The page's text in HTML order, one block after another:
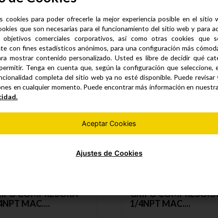
Productos similares
COMPRESORA
MAC....
GRIFO
1/4NPT MAC....
cookies para poder ofrecerle la mejor experiencia posible en el sitio
que son necesarias para el funcionamiento del sitio web y para
objetivos comerciales corporativos, así como otras cookies que
con fines estadísticos anónimos, para una configuración más
mostrar contenido personalizado. Usted es libre de decidir qué
Tenga en cuenta que, según la configuración que seleccione,
completa del sitio web ya no esté disponible. Puede revisar
en cualquier momento. Puede encontrar más información en nuestra
Aceptar Cookies
Ajustes de Cookies